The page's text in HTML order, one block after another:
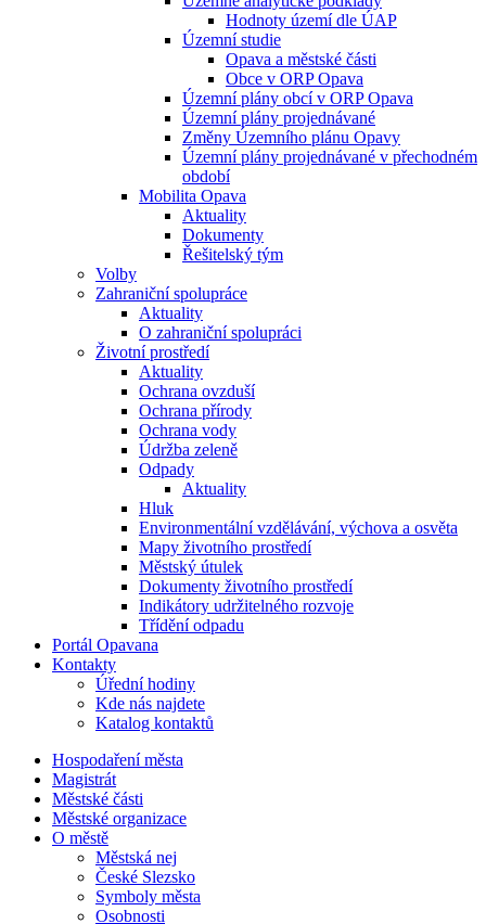
Hodnoty území dle ÚAP
Územní studie
Opava a městské části
Obce v ORP Opava
Územní plány obcí v ORP Opava
Územní plány projednávané
Změny Územního plánu Opavy
Územní plány projednávané v přechodném
období
Mobilita Opava
Aktuality
Dokumenty
Řešitelský tým
Volby
Zahraniční spolupráce
Aktuality
O zahraniční spolupráci
Životní prostředí
Aktuality
Ochrana ovzduší
Ochrana přírody
Ochrana vody
Údržba zeleně
Odpady
Aktuality
Hluk
Environmentální vzdělávání, výchova a osvěta
Mapy životního prostředí
Městský útulek
Dokumenty životního prostředí
Indikátory udržitelného rozvoje
Třídění odpadu
Portál Opavana
Kontakty
Úřední hodiny
Kde nás najdete
Katalog kontaktů
Hospodaření města
Magistrát
Městské části
Městské organizace
O městě
Městská nej
České Slezsko
Symboly města
Osobnosti